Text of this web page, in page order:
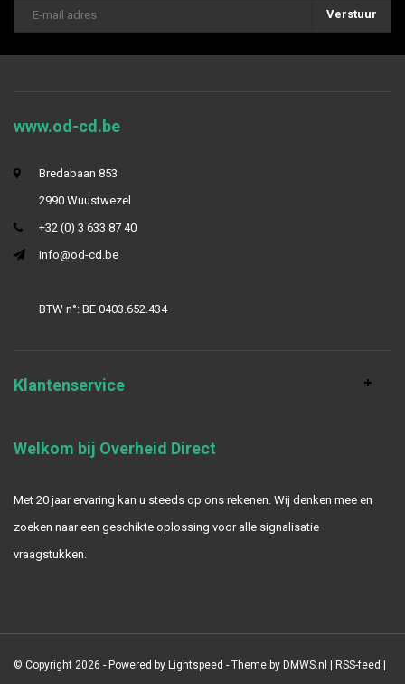
Verstuur
www.od-cd.be
Bredabaan 853
2990 Wuustwezel
+32 (0) 3 633 87 40
info@od-cd.be
BTW n°: BE 0403.652.434
Klantenservice
Welkom bij Overheid Direct
Met 20 jaar ervaring kan u steeds op ons rekenen. Wij denken mee en
zoeken naar een geschikte oplossing voor alle signalisatie
vraagstukken.
© Copyright 2026 - Powered by Lightspeed - Theme by DMWS.nl RSS-feed